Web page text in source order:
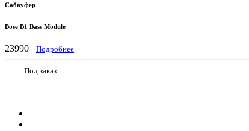
Сабвуфер
Bose B1 Bass Module
23990 Подробнее
Под заказ